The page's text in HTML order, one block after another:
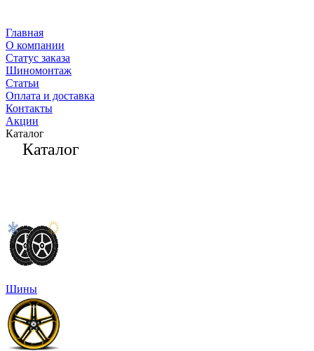
Главная
О компании
Статус заказа
Шиномонтаж
Статьи
Оплата и доставка
Контакты
Акции
Каталог
Каталог
Шины